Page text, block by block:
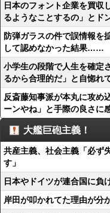
日本のフォント企業を買収
るようなことするの」とド
防弾ガラスの件で誤情報を
して認めなかった結果……
小学生の段階で人生を確定
るから合理的だ」と自惚れ
反斎藤知事派が本丸に攻め
ーンやね」と手際の良さに
大艦巨砲主義！
共産主義、社会主義「必ず
す」
日本やドイツが連合国に負
岸田が叩かれてた理由が分